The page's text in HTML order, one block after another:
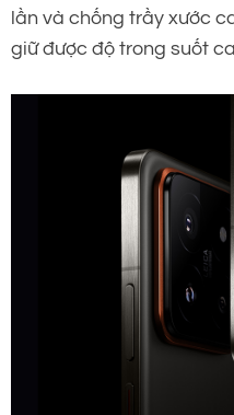
lần và chống trầy xước
giữ được độ trong suốt